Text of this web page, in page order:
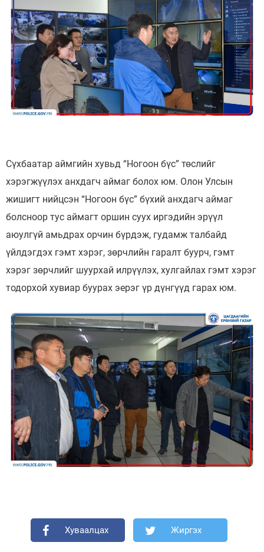
Сүхбаатар аймгийн хувьд “Ногоон бүс” төслийг
хэрэгжүүлэх анхдагч аймаг болох юм. Олон Улсын
жишигт нийцсэн “Ногоон бүс” бүхий анхдагч аймаг
болсноор тус аймагт оршин суух иргэдийн эрүүл
аюулгүй амьдрах орчин бүрдэж, гудамж талбайд
үйлдэгдэх гэмт хэрэг, зөрчлийн гаралт буурч, гэмт
хэрэг зөрчлийг шуурхай илрүүлэх, хулгайлах гэмт хэрэг
тодорхой хувиар буурах эерэг үр дүнгүүд гарах юм.
Хуваалцах Жиргэх